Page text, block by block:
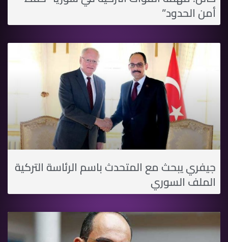
أمن الحدود”
جيفري يبحث مع المتحدث باسم الرئاسة التركية
الملف السوري